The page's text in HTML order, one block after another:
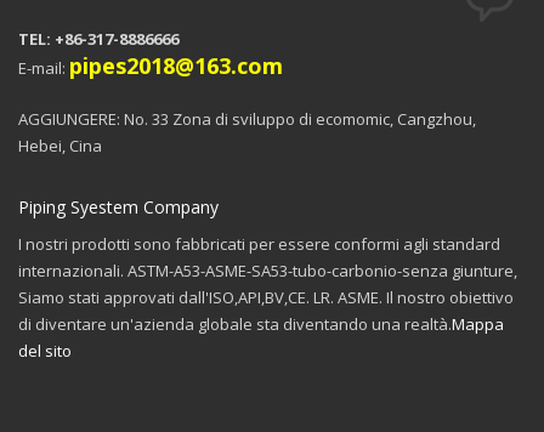
TEL: +86-317-8886666
E-mail: pipes2018@163.com
AGGIUNGERE: No. 33 Zona di sviluppo di ecomomic, Cangzhou,
Hebei, Cina
Piping Syestem Company
I nostri prodotti sono fabbricati per essere conformi agli standard
internazionali. ASTM-A53-ASME-SA53-tubo-carbonio-senza giunture,
Siamo stati approvati dall'ISO,API,BV,CE. LR. ASME. Il nostro obiettivo
di diventare un'azienda globale sta diventando una realtà.Mappa
del sito